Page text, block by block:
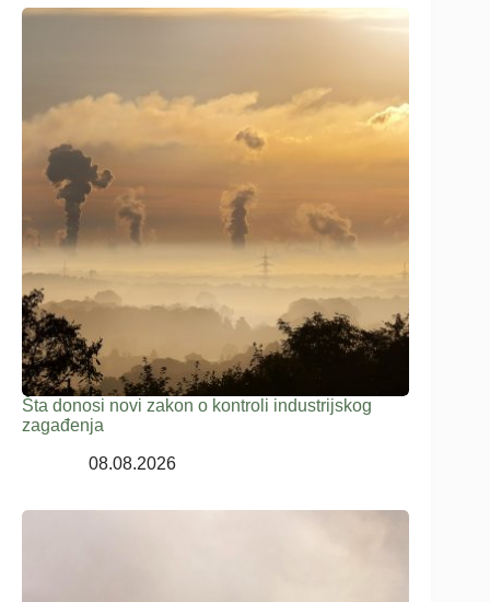
Šta donosi novi zakon o kontroli industrijskog
zagađenja
08.08.2026